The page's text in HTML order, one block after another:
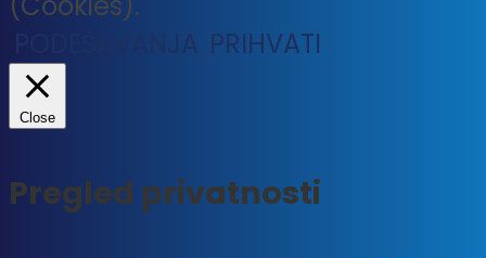
PODEŠAVANJA PRIHVATI
Close
Pregled privatnosti